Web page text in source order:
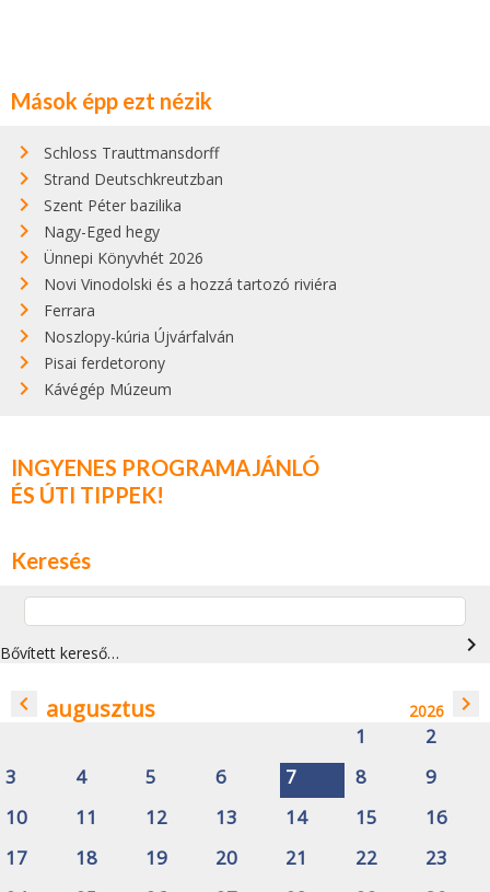
Mások épp ezt nézik
Schloss Trauttmansdorff
Strand Deutschkreutzban
Szent Péter bazilika
Nagy-Eged hegy
Ünnepi Könyvhét 2026
Novi Vinodolski és a hozzá tartozó riviéra
Ferrara
Noszlopy-kúria Újvárfalván
Pisai ferdetorony
Kávégép Múzeum
INGYENES PROGRAMAJÁNLÓ
ÉS ÚTI TIPPEK!
Keresés
Bővített kereső… navigate_next
navigate_before augusztus 2026 navigate_next
1
2
3
4 5 6 7 8
9
10
11 12 13 14 15
16
17
18 19 20 21 22
23